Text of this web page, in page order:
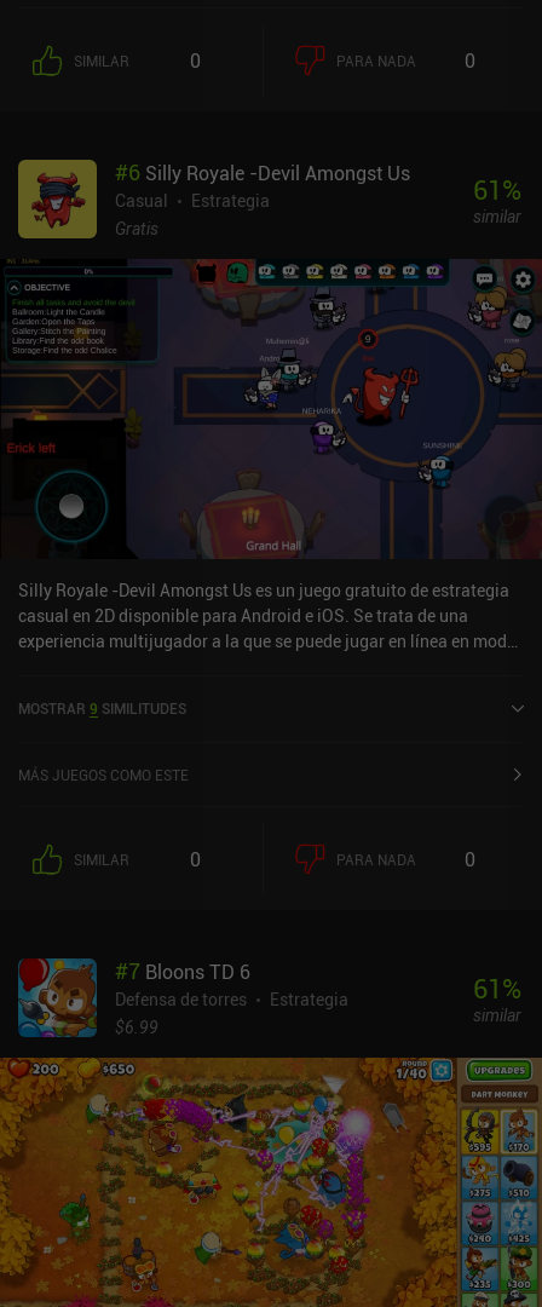
SIMILAR 0 PARA NADA 0
#6 Silly Royale -Devil Amongst Us
Casual
Estrategia
Gratis
61%
similar
Silly Royale -Devil Amongst Us es un juego gratuito de estrategia
casual en 2D disponible para Android e iOS. Se trata de una
experiencia multijugador a la que se puede jugar en línea en modo
lanzó en marzo de 2021 y tiene actualmente una puntuación de 3,8
MOSTRAR 9 SIMILITUDES
MÁS JUEGOS COMO ESTE
SIMILAR 0 PARA NADA 0
#7 Bloons TD 6
Defensa de torres
Estrategia
$6.99
61%
similar